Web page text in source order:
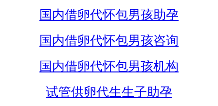
国内借卵代怀包男孩助孕
国内借卵代怀包男孩咨询
国内借卵代怀包男孩机构
试管供卵代生生子助孕